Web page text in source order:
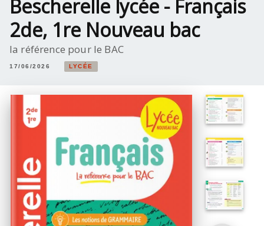
Bescherelle lycée - Français
2de, 1re Nouveau bac
la référence pour le BAC
17/06/2026 LYCÉE